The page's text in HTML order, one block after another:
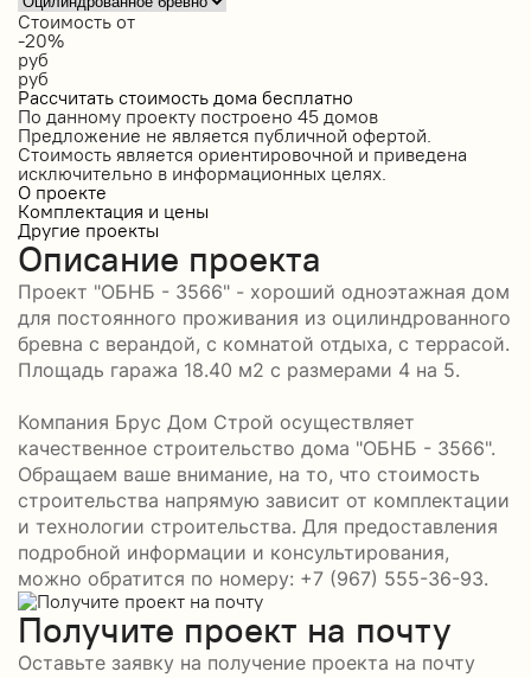
Стоимость от
-20%
руб
руб
Рассчитать стоимость дома бесплатно
По данному проекту построено 45 домов
Предложение не является публичной офертой.
Стоимость является ориентировочной и приведена
исключительно в информационных целях.
О проекте
Комплектация и цены
Другие проекты
Описание проекта
Проект "ОБНБ - 3566" - хороший одноэтажная дом
для постоянного проживания из оцилиндрованного
бревна с верандой, с комнатой отдыха, с террасой.
Площадь гаража 18.40 м2 с размерами 4 на 5.
Компания Брус Дом Строй осуществляет
качественное строительство дома "ОБНБ - 3566".
Обращаем ваше внимание, на то, что стоимость
строительства напрямую зависит от комплектации
и технологии строительства. Для предоставления
подробной информации и консультирования,
можно обратится по номеру: +7 (967) 555-36-93.
Получите проект на почту
Оставьте заявку на получение проекта на почту